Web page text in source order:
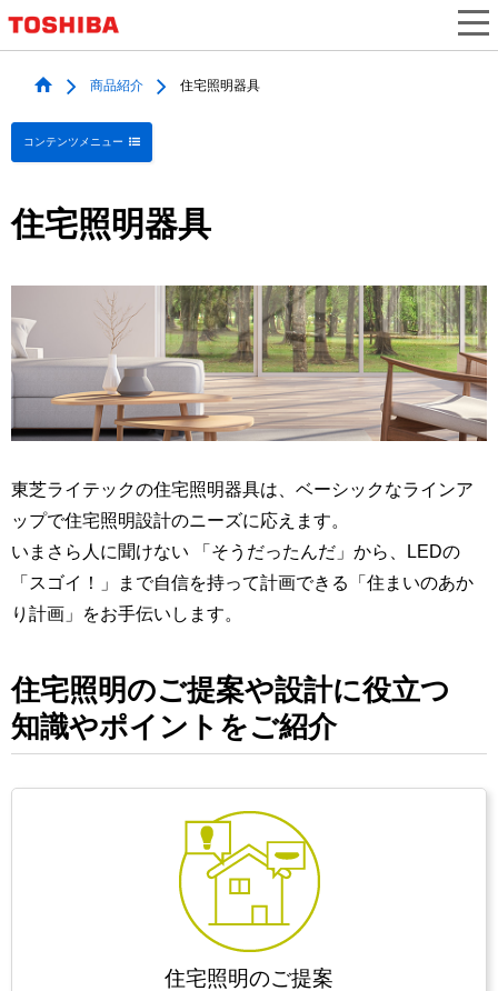
商品紹介 住宅照明器具
コンテンツメニュー
住宅照明器具
東芝ライテックの住宅照明器具は、ベーシックなラインア
ップで住宅照明設計のニーズに応えます。
いまさら人に聞けない 「そうだったんだ」から、LEDの
「スゴイ！」まで自信を持って計画できる「住まいのあか
り計画」をお手伝いします。
住宅照明のご提案や設計に役立つ
知識やポイントをご紹介
住宅照明のご提案